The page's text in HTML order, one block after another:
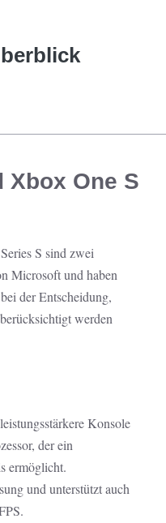
Xbox One S
S sind zwei
Microsoft und haben
der Entscheidung,
werden
Konsole
der ein
ermöglicht.
und unterstützt auch